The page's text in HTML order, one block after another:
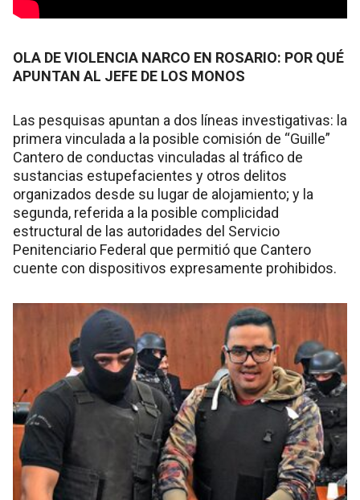
OLA DE VIOLENCIA NARCO EN ROSARIO: POR QUÉ
APUNTAN AL JEFE DE LOS MONOS
Las pesquisas apuntan a dos líneas investigativas: la
primera vinculada a la posible comisión de “Guille”
Cantero de conductas vinculadas al tráfico de
sustancias estupefacientes y otros delitos
organizados desde su lugar de alojamiento; y la
segunda, referida a la posible complicidad
estructural de las autoridades del Servicio
Penitenciario Federal que permitió que Cantero
cuente con dispositivos expresamente prohibidos.